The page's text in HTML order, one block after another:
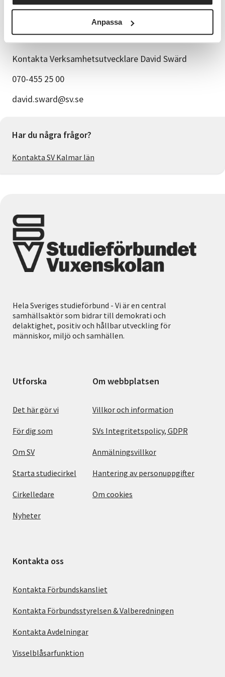
Anpassa
Det går bra att delbetala kursavgiften, ange det
Mer info:
Kontakta Verksamhetsutvecklare David Swärd
070-455 25 00
david.sward@sv.se
Har du några frågor?
Kontakta SV Kalmar län
Hela Sveriges studieförbund - Vi är en central
samhällsaktör som bidrar till demokrati och
delaktighet, positiv och hållbar utveckling för
människor, miljö och samhällen.
Utforska
Det här gör vi
För dig som
Om SV
Starta studiecirkel
Cirkelledare
Nyheter
Om webbplatsen
Villkor och information
SVs Integritetspolicy, GDPR
Anmälningsvillkor
Hantering av personuppgifter
Om cookies
Kontakta oss
Kontakta Förbundskansliet
Kontakta Förbundsstyrelsen & Valberedningen
Kontakta Avdelningar
Visselblåsarfunktion